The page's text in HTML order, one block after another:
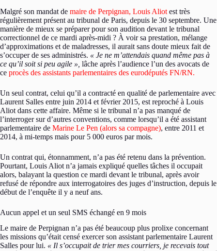
Malgré son mandat de maire de Perpignan, Louis Aliot est très
régulièrement présent au tribunal de Paris, depuis le 30 septembre. Une
manière de mieux se préparer pour son audition devant le tribunal
correctionnel de ce mardi après-midi ? À voir sa prestation, mélange
d’approximations et de maladresses, il aurait sans doute mieux fait de
s’occuper de ses administrés. « Je ne m’attendais quand même pas à
ce qu’il soit si peu agile », lâche après l’audience l’un des avocats de
ce procès des assistants parlementaires des eurodéputés FN/RN.
Un seul contrat, celui qu’il a contracté en qualité de parlementaire avec
Laurent Salles entre juin 2014 et février 2015, est reproché à Louis
Aliot dans cette affaire. Même si le tribunal n’a pas manqué de
l’interroger sur d’autres conventions, comme lorsqu’il a été assistant
parlementaire de Marine Le Pen (alors sa compagne), entre 2011 et
2014, à mi-temps mais pour 5 000 euros par mois.
Un contrat qui, étonnamment, n’a pas été retenu dans la prévention.
Pourtant, Louis Aliot n’a jamais expliqué quelles tâches il occupait
alors, balayant la question ce mardi devant le tribunal, après avoir
refusé de répondre aux interrogatoires des juges d’instruction, depuis le
début de l’enquête il y a neuf ans.
Aucun appel et un seul SMS échangé en 9 mois
Le maire de Perpignan n’a pas été beaucoup plus prolixe concernant
les missions qu’était censé exercer son assistant parlementaire Laurent
Salles pour lui. « Il s’occupait de trier mes courriers, je recevais tout